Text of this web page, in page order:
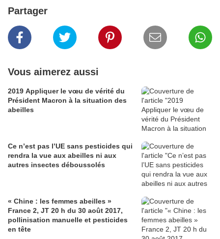
Partager
Vous aimerez aussi
2019 Appliquer le vœu de vérité du
Président Macron à la situation des
abeilles
Ce n’est pas l’UE sans pesticides qui
rendra la vue aux abeilles ni aux
autres insectes déboussolés
« Chine : les femmes abeilles »
France 2, JT 20 h du 30 août 2017,
pollinisation manuelle et pesticides
en tête